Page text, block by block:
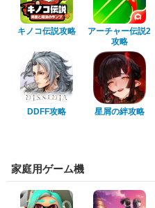
キノコ伝説攻略
アーチャー伝説2
攻略
DDFF攻略 星屑の絆攻略
家庭用ゲーム機